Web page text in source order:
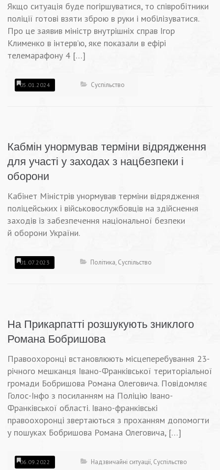
Якщо ситуація буде погіршуватися, то співробітники
поліції готові взяти зброю в руки і мобілізуватися.
Про це заявив міністр внутрішніх справ Ігор
Клименко в інтерв’ю, яке показали в ефірі
телемарафону 4 […]
05.01.2024 Суспільство
Кабмін унормував терміни відрядження
для участі у заходах з нацбезпеки і
оборони
Кабінет Міністрів унормував терміни відрядження
поліцейських і військовослужбовців на здійснення
заходів із забезпечення національної безпеки
й оборони України.
01.07.2023 Політика, Суспільство
На Прикарпатті розшукують зниклого
Романа Бобришова
Правоохоронці встановлюють місцеперебування 23-
річного мешканця Івано-Франківської територіальної
громади Бобришова Романа Олеговича. Повідомляє
Голос-Інфо з посиланням на Поліцію Івано-
Франківської області. Івано-франківські
правоохоронці звертаються з проханням допомогти
у пошуках Бобришова Романа Олеговича, […]
06.09.2022 Надзвичайні ситуації, Суспільство